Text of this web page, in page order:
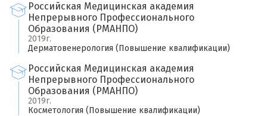
Российская Медицинская академия
Непрерывного Профессионального
Образования (РМАНПО)
2019г.
Дерматовенерология (Повышение квалификации)
Российская Медицинская академия
Непрерывного Профессионального
Образования (РМАНПО)
2019г.
Косметология (Повышение квалификации)
Оставить свой отзыв
Имя
Ваш возраст